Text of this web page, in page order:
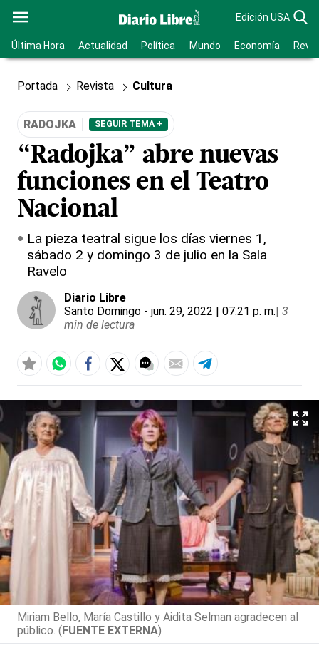
Edición USA
Última Hora Actualidad Política Mundo Economía
Portada Revista Cultura
RADOJKA SEGUIR TEMA +
“Radojka” abre nuevas
funciones en el Teatro
Nacional
La pieza teatral sigue los días viernes 1,
sábado 2 y domingo 3 de julio en la Sala
Ravelo
Diario Libre
Santo Domingo - jun. 29, 2022 | 07:21 p. m.| 3
min de lectura
Miriam Bello, María Castillo y Aidita Selman agradecen al
público. (FUENTE EXTERNA)